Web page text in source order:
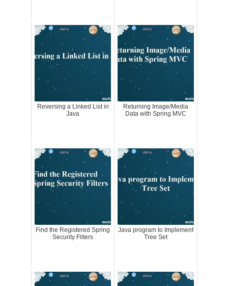
Reversing a Linked List in
Java
Returning Image/Media
Data with Spring MVC
Find the Registered Spring
Security Filters
Java program to Implement
Tree Set